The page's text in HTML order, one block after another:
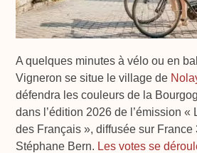
A quelques minutes à vélo ou en
Vigneron se situe le village de
défendra les couleurs de la
dans l’édition 2026 de l’émission «
des Français », diffusée sur France
Stéphane Bern. Les votes se